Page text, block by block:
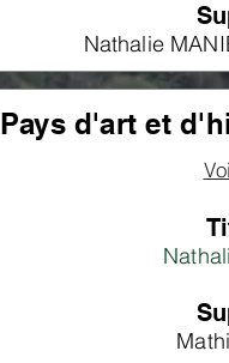
Nathalie
Pays d'art et